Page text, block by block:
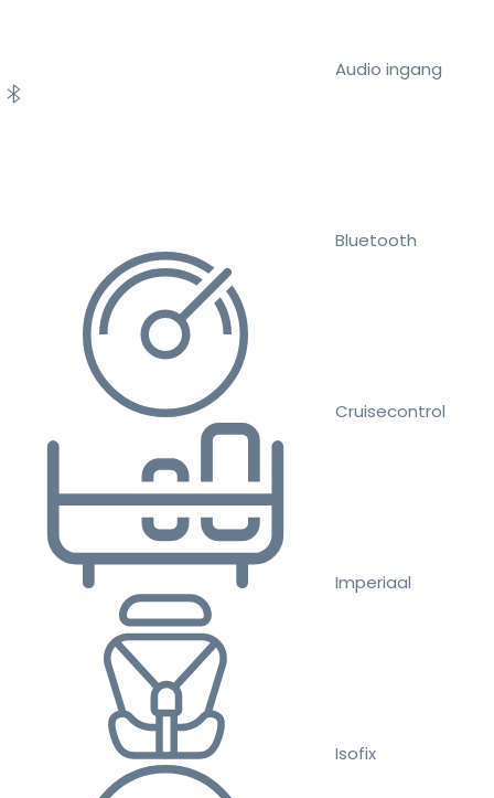
Audio ingang
Bluetooth
Cruisecontrol
Imperiaal
Isofix